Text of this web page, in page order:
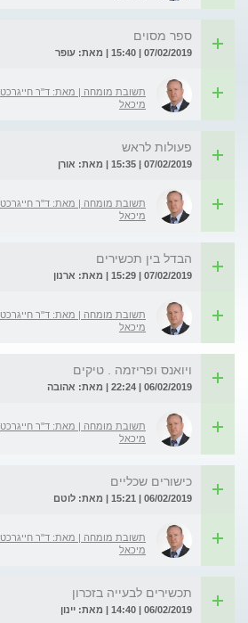
ספר מסוים
07/02/2019 | 15:40 | מאת: עופר
תשובת מומחה | מאת: ד"ר חייגרכט
מיכאל
פעולות לראש
07/02/2019 | 15:35 | מאת: אורן
תשובת מומחה | מאת: ד"ר חייגרכט
מיכאל
הבדל בין תכשירים
07/02/2019 | 15:29 | מאת: ארנון
תשובת מומחה | מאת: ד"ר חייגרכט
מיכאל
ויואנס ופריזמה . טיקים
06/02/2019 | 22:24 | מאת: אהובה
תשובת מומחה | מאת: ד"ר חייגרכט
מיכאל
כישורים שכליים
06/02/2019 | 15:21 | מאת: לוטם
תשובת מומחה | מאת: ד"ר חייגרכט
מיכאל
תכשירים לבעייה בזכרון
06/02/2019 | 14:40 | מאת: יינון